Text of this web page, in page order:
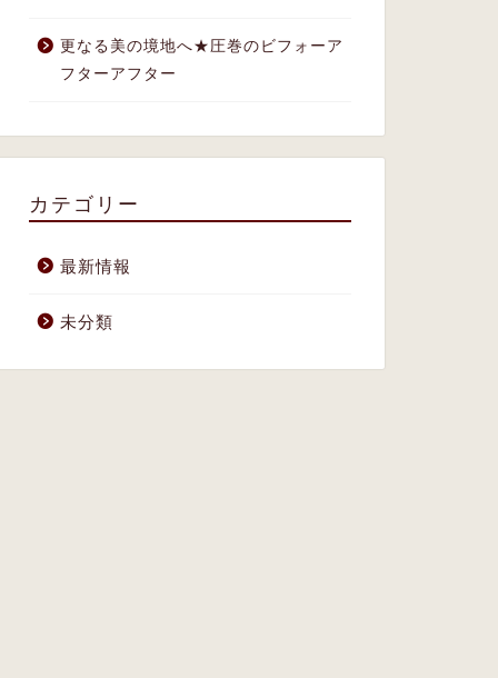
更なる美の境地へ★圧巻のビフォーア
フターアフター
カテゴリー
最新情報
未分類